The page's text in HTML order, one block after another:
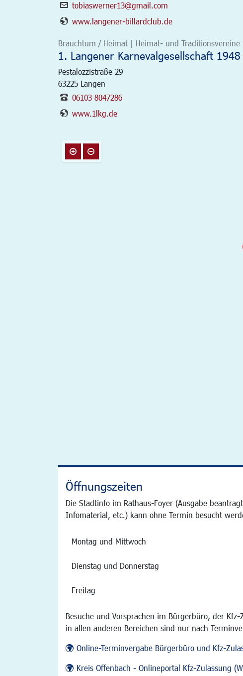
tobiaswerner13@gmail.com
www.langener-billardclub.de
Brauchtum / Heimat | Heimat- und
1. Langener Karnevalgesellschaft 1948
Pestalozzistraße 29
63225 Langen
06103 8047286
www.1lkg.de
Öffnungszeiten
Die Stadtinfo im Rathaus-Foyer (Ausgabe
Infomaterial, etc.) kann ohne Termin besucht
Montag und Mittwoch
Dienstag und Donnerstag
Freitag
Besuche und Vorsprachen im Bürgerbüro, der Kfz-
in allen anderen Bereichen sind nur nach
Online-Terminvergabe Bürgerbüro und Kfz-
Kreis Offenbach - Onlineportal Kfz-Zulassung